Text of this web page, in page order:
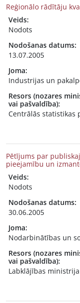
Reģionālo rādītāju
Veids:
Nodots
Nodošanas datums:
13.07.2005
Joma:
Industrijas un
Resors (nozares
vai pašvaldība):
Centrālās statistikas
Pētījums par
pieejamību un
Veids:
Nodots
Nodošanas datums:
30.06.2005
Joma:
Nodarbinātības un
Resors (nozares
vai pašvaldība):
Labklājības ministrija